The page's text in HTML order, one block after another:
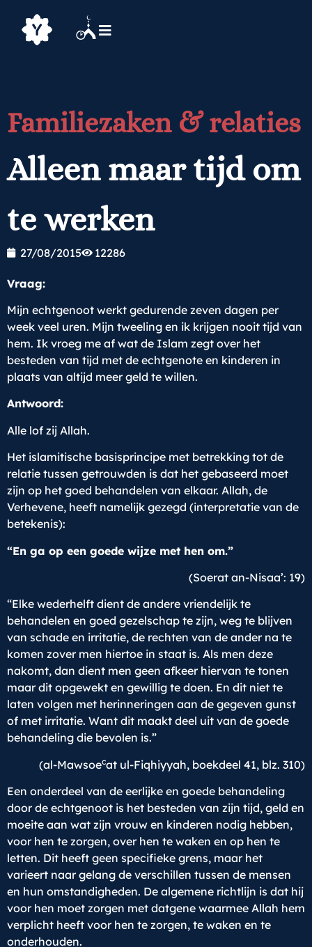
Familiezaken & relaties
Alleen maar tijd om
te werken
27/08/2015 12286
Vraag:
Mijn echtgenoot werkt gedurende zeven dagen per
week veel uren. Mijn tweeling en ik krijgen nooit tijd van
hem. Ik vroeg me af wat de Islam zegt over het
besteden van tijd met de echtgenote en kinderen in
plaats van altijd meer geld te willen.
Antwoord:
Alle lof zij Allah.
Het islamitische basisprincipe met betrekking tot de
relatie tussen getrouwden is dat het gebaseerd moet
zijn op het goed behandelen van elkaar. Allah, de
Verhevene, heeft namelijk gezegd (interpretatie van de
betekenis):
“En ga op een goede wijze met hen om.”
(Soerat an-Nisaa’: 19)
“Elke wederhelft dient de andere vriendelijk te
behandelen en goed gezelschap te zijn, weg te blijven
van schade en irritatie, de rechten van de ander na te
komen zover men hiertoe in staat is. Als men deze
nakomt, dan dient men geen afkeer hiervan te tonen
maar dit opgewekt en gewillig te doen. En dit niet te
laten volgen met herinneringen aan de gegeven gunst
of met irritatie. Want dit maakt deel uit van de goede
behandeling die bevolen is.”
(al-Mawsoecat ul-Fiqhiyyah, boekdeel 41, blz. 310)
Een onderdeel van de eerlijke en goede behandeling
door de echtgenoot is het besteden van zijn tijd, geld en
moeite aan wat zijn vrouw en kinderen nodig hebben,
voor hen te zorgen, over hen te waken en op hen te
letten. Dit heeft geen specifieke grens, maar het
varieert naar gelang de verschillen tussen de mensen
en hun omstandigheden. De algemene richtlijn is dat hij
voor hen moet zorgen met datgene waarmee Allah hem
verplicht heeft voor hen te zorgen, te waken en te
onderhouden.